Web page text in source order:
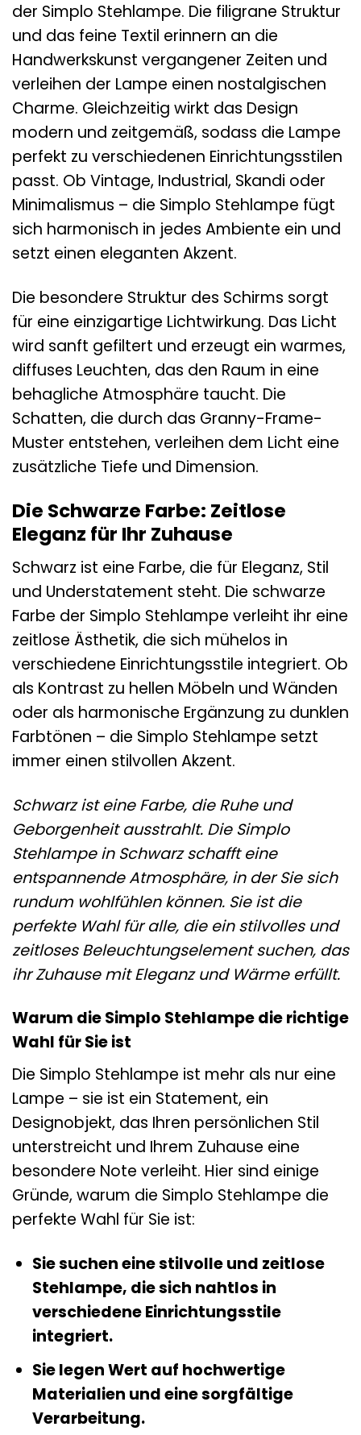
der Simplo Stehlampe. Die filigrane Struktur
und das feine Textil erinnern an die
Handwerkskunst vergangener Zeiten und
verleihen der Lampe einen nostalgischen
Charme. Gleichzeitig wirkt das Design
modern und zeitgemäß, sodass die Lampe
perfekt zu verschiedenen Einrichtungsstilen
passt. Ob Vintage, Industrial, Skandi oder
Minimalismus – die Simplo Stehlampe fügt
sich harmonisch in jedes Ambiente ein und
setzt einen eleganten Akzent.
Die besondere Struktur des Schirms sorgt
für eine einzigartige Lichtwirkung. Das Licht
wird sanft gefiltert und erzeugt ein warmes,
diffuses Leuchten, das den Raum in eine
behagliche Atmosphäre taucht. Die
Schatten, die durch das Granny-Frame-
Muster entstehen, verleihen dem Licht eine
zusätzliche Tiefe und Dimension.
Die Schwarze Farbe: Zeitlose
Eleganz für Ihr Zuhause
Schwarz ist eine Farbe, die für Eleganz, Stil
und Understatement steht. Die schwarze
Farbe der Simplo Stehlampe verleiht ihr eine
zeitlose Ästhetik, die sich mühelos in
verschiedene Einrichtungsstile integriert. Ob
als Kontrast zu hellen Möbeln und Wänden
oder als harmonische Ergänzung zu dunklen
Farbtönen – die Simplo Stehlampe setzt
immer einen stilvollen Akzent.
Schwarz ist eine Farbe, die Ruhe und
Geborgenheit ausstrahlt. Die Simplo
Stehlampe in Schwarz schafft eine
entspannende Atmosphäre, in der Sie sich
rundum wohlfühlen können. Sie ist die
perfekte Wahl für alle, die ein stilvolles und
zeitloses Beleuchtungselement suchen, das
ihr Zuhause mit Eleganz und Wärme erfüllt.
Warum die Simplo Stehlampe die richtige
Wahl für Sie ist
Die Simplo Stehlampe ist mehr als nur eine
Lampe – sie ist ein Statement, ein
Designobjekt, das Ihren persönlichen Stil
unterstreicht und Ihrem Zuhause eine
besondere Note verleiht. Hier sind einige
Gründe, warum die Simplo Stehlampe die
perfekte Wahl für Sie ist:
Sie suchen eine stilvolle und zeitlose
Stehlampe, die sich nahtlos in
verschiedene Einrichtungsstile
integriert.
Sie legen Wert auf hochwertige
Materialien und eine sorgfältige
Verarbeitung.